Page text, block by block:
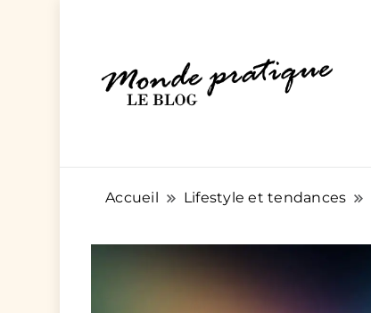
Accueil Lifestyle et tendances